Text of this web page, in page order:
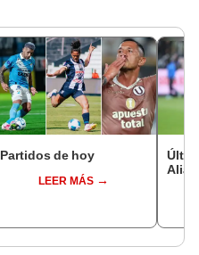
Partidos de hoy
LEER MÁS